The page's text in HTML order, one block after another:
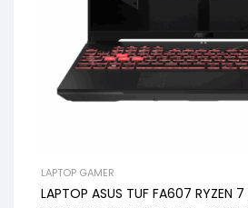
LAPTOP GAMER
LAPTOP ASUS TUF FA607 RYZEN